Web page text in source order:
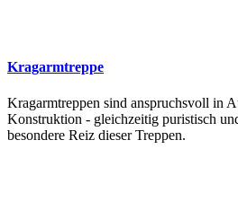
Kragarmtreppe
Kragarmtreppen sind anspruchsvoll in
Konstruktion - gleichzeitig puristisch
besondere Reiz dieser Treppen.